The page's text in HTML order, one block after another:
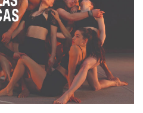
en las artes escénicas no
obvio.
en Europa, allí en
están pidiendo cartas
festivales, certificados,
os comprendo, me